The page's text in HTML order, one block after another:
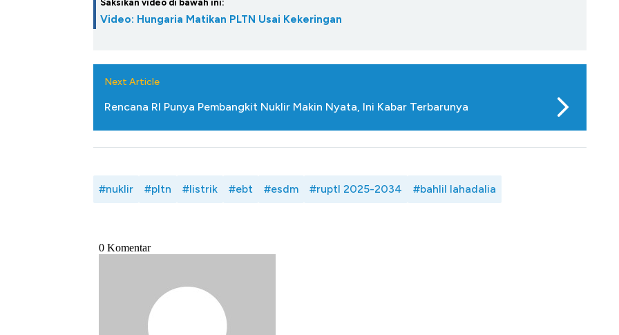
Saksikan video di bawah ini:
Video: Hungaria Matikan PLTN Usai Kekeringan
Next Article
Rencana RI Punya Pembangkit Nuklir Makin Nyata, Ini Kabar Terbarunya
#nuklir #pltn #listrik #ebt #esdm #ruptl 2025-2034 #bahlil lahadalia